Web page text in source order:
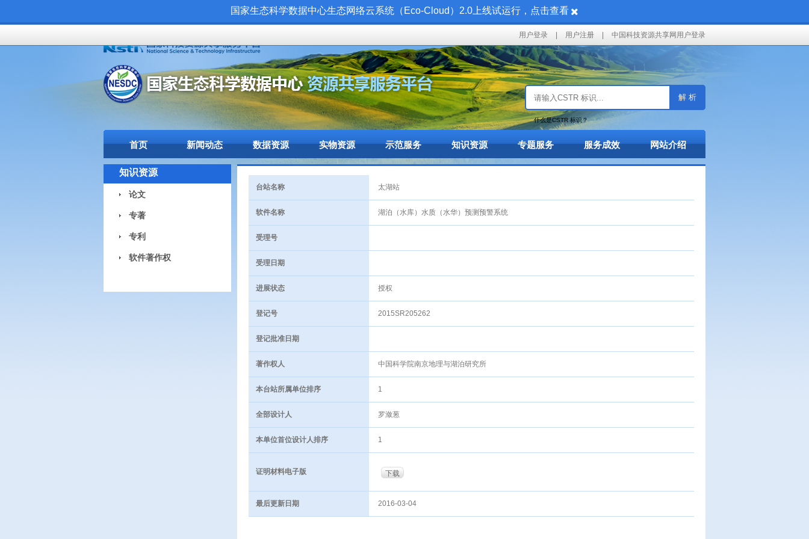
国家生态科学数据中心生态网络云系统（Eco-Cloud）2.0上线试运行，点击查看
用户登录 用户注册 中国科技资源共享网用户登录
解 析
什么是CSTR 标识？
首页 新闻动态 数据资源 实物资源 示范服务 知识资源 专题服务 服务成效 网站介绍
知识资源
论文
专著
专利
软件著作权
台站名称 太湖站
软件名称 湖泊（水库）水质（水华）预测预警系统
受理号
受理日期
进展状态 授权
登记号 2015SR205262
登记批准日期
著作权人 中国科学院南京地理与湖泊研究所
本台站所属单位排序 1
全部设计人 罗潋葱
本单位首位设计人排序 1
证明材料电子版 下载
最后更新日期 2016-03-04